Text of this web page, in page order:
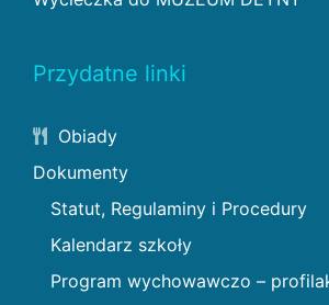
Przydatne linki
Obiady
Dokumenty
Statut, Regulaminy i Procedury
Kalendarz szkoły
Program wychowawczo –